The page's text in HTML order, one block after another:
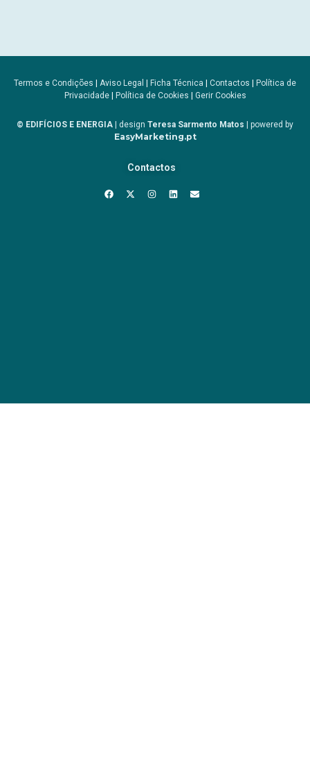
Termos e Condições | Aviso Legal | Ficha Técnica | Contactos | Política de
Privacidade| Política de Cookies | Gerir Cookies
© EDIFÍCIOS E ENERGIA | design Teresa Sarmento Matos | powered by
EasyMarketing.pt
Contactos